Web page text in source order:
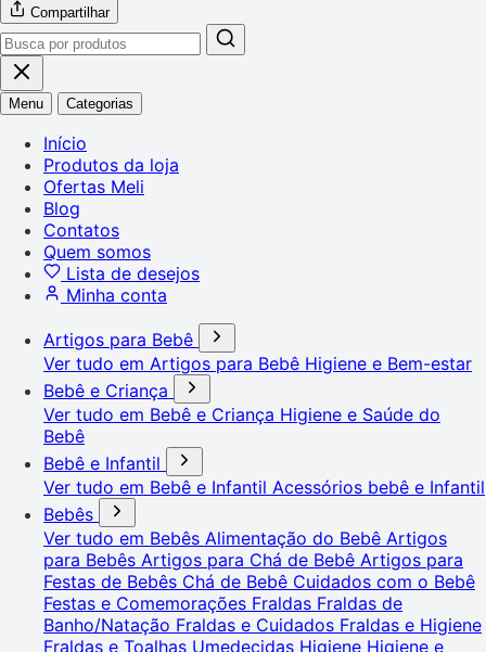
Compartilhar
Menu Categorias
Início
Produtos da loja
Ofertas Meli
Blog
Contatos
Quem somos
Lista de desejos
Minha conta
Artigos para Bebê
Ver tudo em Artigos para Bebê Higiene e Bem-estar
Bebê e Criança
Ver tudo em Bebê e Criança Higiene e Saúde do
Bebê
Bebê e Infantil
Ver tudo em Bebê e Infantil Acessórios bebê e Infantil
Bebês
Ver tudo em Bebês Alimentação do Bebê Artigos
para Bebês Artigos para Chá de Bebê Artigos para
Festas de Bebês Chá de Bebê Cuidados com o Bebê
Festas e Comemorações Fraldas Fraldas de
Banho/Natação Fraldas e Cuidados Fraldas e Higiene
Fraldas e Toalhas Umedecidas Higiene Higiene e